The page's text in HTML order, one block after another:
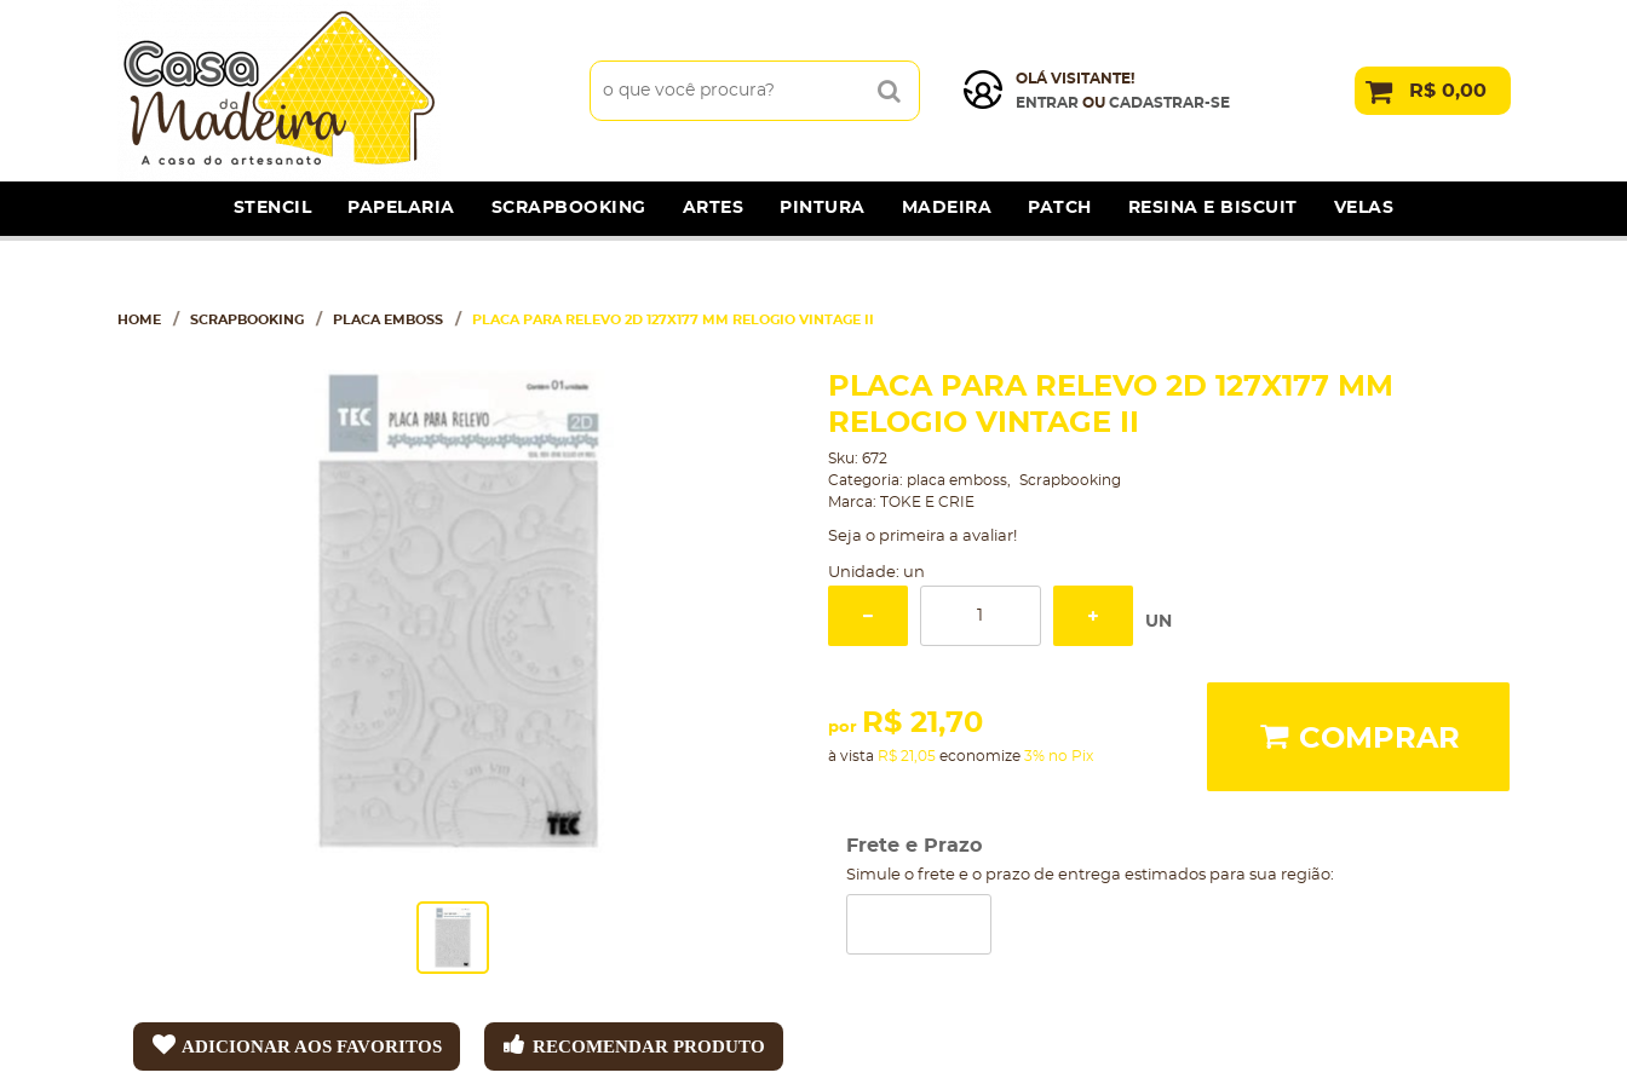
OLÁ VISITANTE!
ENTRAROU CADASTRAR-SE
R$ 0,00
STENCIL PAPELARIA SCRAPBOOKING ARTES PINTURA MADEIRA PATCH RESINA E BISCUIT VELAS
HOME SCRAPBOOKING PLACA EMBOSS PLACA PARA RELEVO 2D 127X177 MM RELOGIO VINTAGE II
ADICIONAR AOS FAVORITOS RECOMENDAR PRODUTO
PLACA PARA RELEVO 2D 127X177 MM
RELOGIO VINTAGE II
Sku: 672
Categoria: placa emboss
Scrapbooking
Marca: TOKE E CRIE
Seja o primeira a avaliar!
Unidade: un
UN
por R$ 21,70
à vista R$ 21,05economize 3% no Pix
COMPRAR
Frete e Prazo
Simule o frete e o prazo de entrega estimados para sua região: